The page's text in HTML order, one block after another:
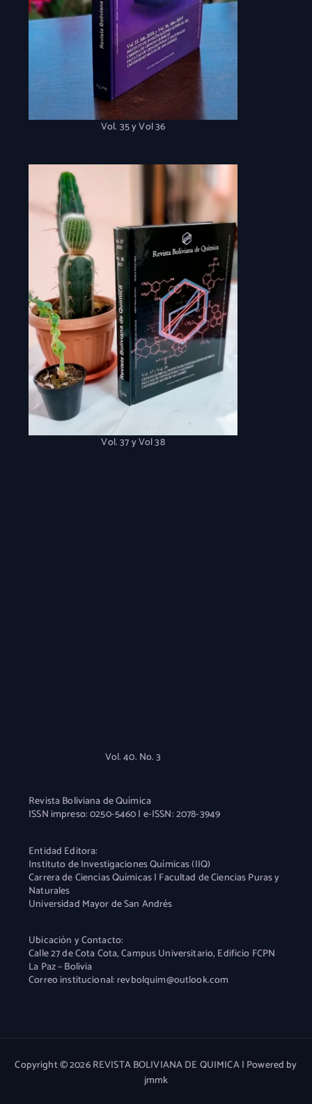
Vol. 35 y Vol 36
Vol. 37 y Vol 38
Vol. 40. No. 3
Revista Boliviana de Química
ISSN impreso: 0250-5460 | e-ISSN: 2078-3949
Entidad Editora:
Instituto de Investigaciones Químicas (IIQ)
Carrera de Ciencias Químicas | Facultad de Ciencias Puras y
Naturales
Universidad Mayor de San Andrés
Ubicación y Contacto:
Calle 27 de Cota Cota, Campus Universitario, Edificio FCPN
La Paz – Bolivia
Correo institucional: revbolquim@outlook.com
Copyright © 2026 REVISTA BOLIVIANA DE QUIMICA | Powered by
jmmk